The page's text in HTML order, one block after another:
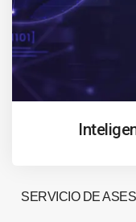
SERVICIO DE